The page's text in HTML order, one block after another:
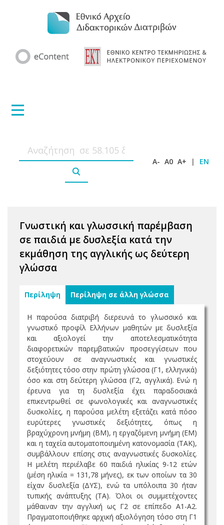
A- A0 A+ | EN
Γνωστική και γλωσσική παρέμβαση
σε παιδιά με δυσλεξία κατά την
εκμάθηση της αγγλικής ως δεύτερη
γλώσσα
Περίληψη Περίληψη σε άλλη γλώσσα
Η παρούσα διατριβή διερευνά το γλωσσικό και
γνωστικό προφίλ Ελλήνων μαθητών με δυσλεξία
και αξιολογεί την αποτελεσματικότητα
διαφορετικών παρεμβατικών προσεγγίσεων που
στοχεύουν σε αναγνωστικές και γνωστικές
δεξιότητες τόσο στην πρώτη γλώσσα (Γ1, ελληνικά)
όσο και στη δεύτερη γλώσσα (Γ2, αγγλικά). Ενώ η
έρευνα για τη δυσλεξία έχει παραδοσιακά
επικεντρωθεί σε φωνολογικές και αναγνωστικές
δυσκολίες, η παρούσα μελέτη εξετάζει κατά πόσο
ευρύτερες γνωστικές δεξιότητες, όπως η
βραχύχρονη μνήμη (ΒΜ), η εργαζόμενη μνήμη (ΕΜ)
και η ταχεία αυτοματοποιημένη κατονομασία (ΤΑΚ),
συμβάλλουν επίσης στις αναγνωστικές δυσκολίες.
Η μελέτη περιέλαβε 60 παιδιά ηλικίας 9-12 ετών
(μέση ηλικία = 131,78 μήνες), εκ των οποίων τα 30
είχαν δυσλεξία (ΔΥΣ), ενώ τα υπόλοιπα 30 ήταν
τυπικής ανάπτυξης (ΤΑ). Όλοι οι συμμετέχοντες
μάθαιναν την αγγλική ως Γ2 σε επίπεδο A1-A2.
Πραγματοποιήθηκε αρχική αξιολόγηση τόσο στη Γ1